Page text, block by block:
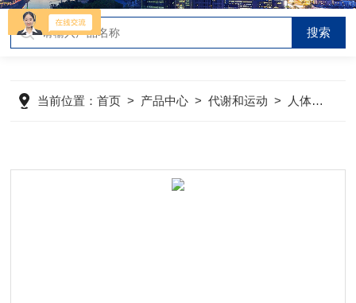
当前位置：首页 > 产品中心 >代谢和运动 > 人体代谢、运动